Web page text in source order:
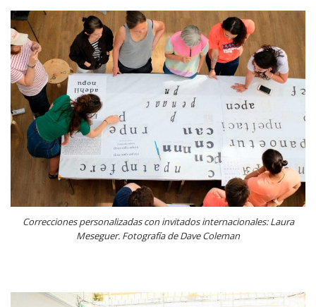
Correcciones personalizadas con invitados internacionales: Laura
Meseguer. Fotografía de Dave Coleman